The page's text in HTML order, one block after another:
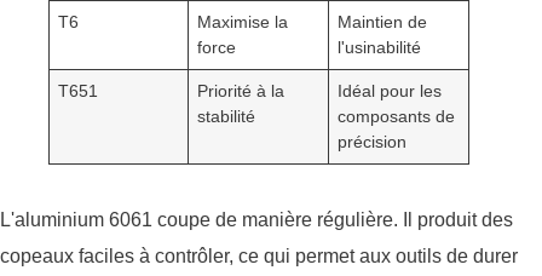
T6
Maximise la
force
Maintien de
l'usinabilité
T651
Priorité à la
stabilité
Idéal pour les
composants de
précision
L'aluminium 6061 coupe de manière régulière. Il produit des
copeaux faciles à contrôler, ce qui permet aux outils de durer